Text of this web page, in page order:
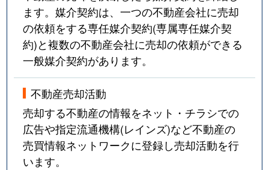
ます。媒介契約は、一つの不動産会社に売却
の依頼をする専任媒介契約(専属専任媒介契
約)と複数の不動産会社に売却の依頼ができる
一般媒介契約があります。
不動産売却活動
売却する不動産の情報をネット・チラシでの
広告や指定流通機構(レインズ)など不動産の
売買情報ネットワークに登録し売却活動を行
います。